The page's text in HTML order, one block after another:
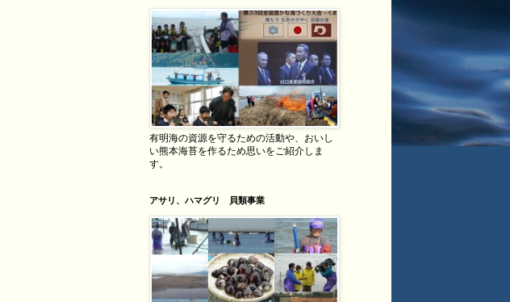
有明海の資源を守るための活動や、おいし
い熊本海苔を作るため思いをご紹介しま
す。
アサリ、ハマグリ 貝類事業